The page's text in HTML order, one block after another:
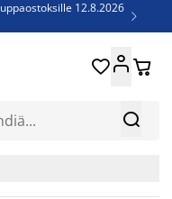
12.8.2026

60% 
 